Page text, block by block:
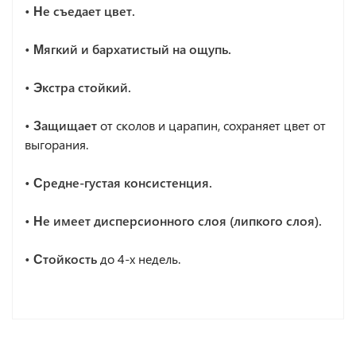
• Не съедает цвет.
• Мягкий и бархатистый на ощупь.
• Экстра стойкий.
• Защищаетот сколов и царапин, сохраняет цвет от
выгорания.
• Средне-густая консистенция.
• Не имеет дисперсионного слоя (липкого слоя).
• Стойкость до 4-х недель.